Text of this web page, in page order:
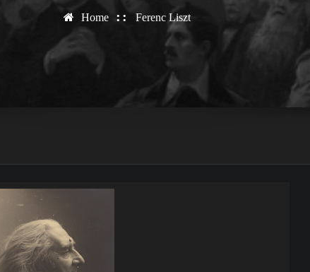
Home Ferenc Liszt